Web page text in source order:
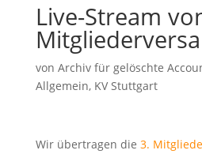
Live-Stream
von Archiv für gelöschte
Allgemein, KV Stuttgart
Wir übertragen die 3.